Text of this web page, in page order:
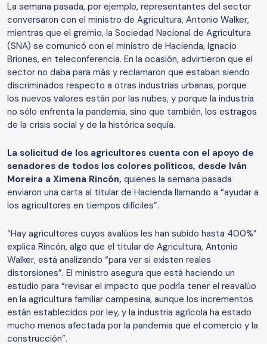
La semana pasada, por ejemplo, representantes del sector
conversaron con el ministro de Agricultura, Antonio Walker,
mientras que el gremio, la Sociedad Nacional de Agricultura
(SNA) se comunicó con el ministro de Hacienda, Ignacio
Briones, en teleconferencia. En la ocasión, advirtieron que el
sector no daba para más y reclamaron que estaban siendo
discriminados respecto a otras industrias urbanas, porque
los nuevos valores están por las nubes, y porque la industria
no sólo enfrenta la pandemia, sino que también, los estragos
de la crisis social y de la histórica sequía.
La solicitud de los agricultores cuenta con el apoyo de
senadores de todos los colores políticos, desde Iván
Moreira a Ximena Rincón, quienes la semana pasada
enviaron una carta al titular de Hacienda llamando a “ayudar a
los agricultores en tiempos difíciles”.
“Hay agricultores cuyos avalúos les han subido hasta 400%”
explica Rincón, algo que el titular de Agricultura, Antonio
Walker, está analizando “para ver si existen reales
distorsiones”. El ministro asegura que está haciendo un
estudio para “revisar el impacto que podría tener el reavalúo
en la agricultura familiar campesina, aunque los incrementos
están establecidos por ley, y la industria agrícola ha estado
mucho menos afectada por la pandemia que el comercio y la
construcción”.